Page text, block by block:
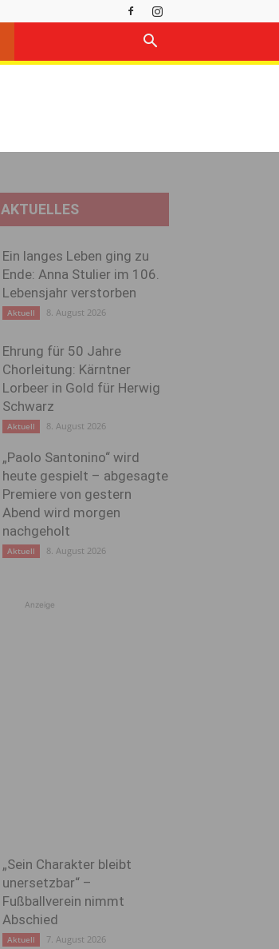
AKTUELLES
Ein langes Leben ging zu
Ende: Anna Stulier im 106.
Lebensjahr verstorben
Aktuell 8. August 2026
Ehrung für 50 Jahre
Chorleitung: Kärntner
Lorbeer in Gold für Herwig
Schwarz
Aktuell 8. August 2026
„Paolo Santonino“ wird
heute gespielt – abgesagte
Premiere von gestern
Abend wird morgen
nachgeholt
Aktuell 8. August 2026
Anzeige
„Sein Charakter bleibt
unersetzbar“ –
Fußballverein nimmt
Abschied
Aktuell 7. August 2026